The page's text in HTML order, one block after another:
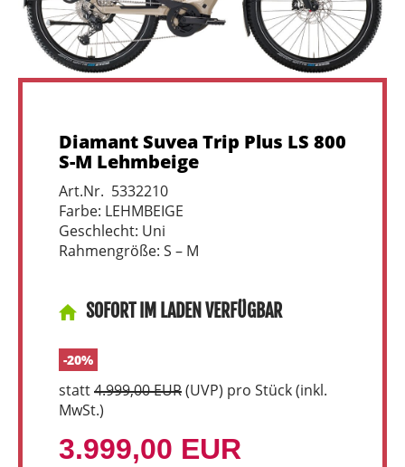
Diamant Suvea Trip Plus LS 800
S-M Lehmbeige
Art.Nr. 5332210
Farbe: LEHMBEIGE
Geschlecht: Uni
Rahmengröße: S – M
SOFORT IM LADEN VERFÜGBAR
-20%
statt4.999,00 EUR(UVP) pro Stück (inkl.
MwSt.)
3.999,00 EUR